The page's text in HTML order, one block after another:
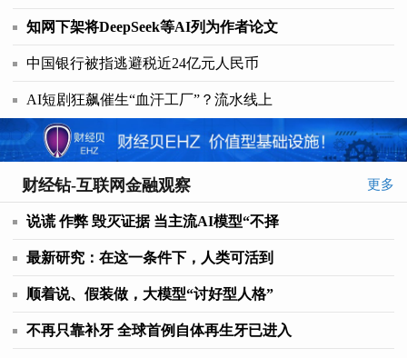
知网下架将DeepSeek等AI列为作者论文
中国银行被指逃避税近24亿元人民币
AI短剧狂飙催生“血汗工厂”？流水线上
财经钻-互联网金融观察 更多
说谎 作弊 毁灭证据 当主流AI模型“不择
最新研究：在这一条件下，人类可活到
顺着说、假装做，大模型“讨好型人格”
不再只靠补牙 全球首例自体再生牙已进入